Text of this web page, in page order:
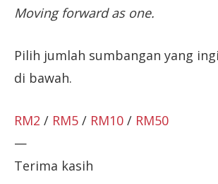
Moving forward as one.
Pilih jumlah sumbangan yang
di bawah.
RM2 / RM5 / RM10 / RM50
—
Terima kasih